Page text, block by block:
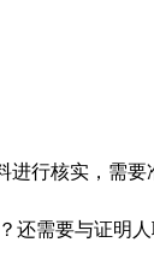
进行核实，需
还需要与证明